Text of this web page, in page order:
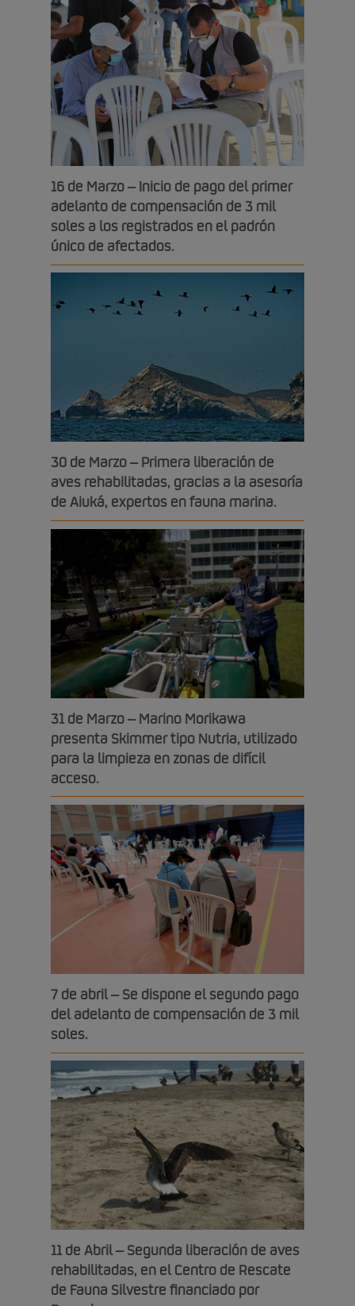
16 de Marzo – Inicio de pago del primer
adelanto de compensación de 3 mil
soles a los registrados en el padrón
único de afectados.
30 de Marzo – Primera liberación de
aves rehabilitadas, gracias a la asesoría
de Aiuká, expertos en fauna marina.
31 de Marzo – Marino Morikawa
presenta Skimmer tipo Nutria, utilizado
para la limpieza en zonas de difícil
acceso.
7 de abril – Se dispone el segundo pago
del adelanto de compensación de 3 mil
soles.
11 de Abril – Segunda liberación de aves
rehabilitadas, en el Centro de Rescate
de Fauna Silvestre financiado por